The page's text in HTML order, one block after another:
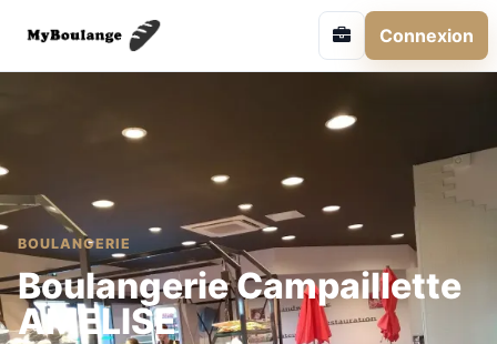
Connexion
BOULANGERIE
Boulangerie Campaillette
AMELISE